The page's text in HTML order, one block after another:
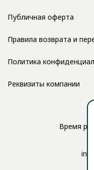
Публичная оферта
Правила возврата и
Политика
Реквизиты компании
Время